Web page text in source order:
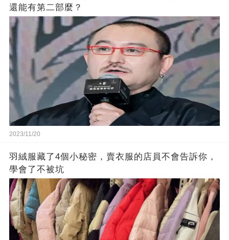
還能有第二部麼？
2023/11/20
羽絨服藏了4個小秘密，賣衣服的店員不會告訴你，
學會了不被坑